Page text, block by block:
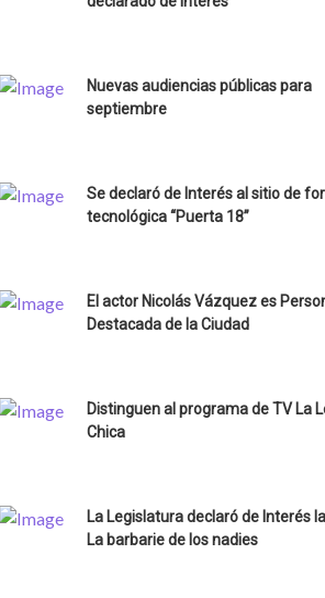
Nuevas audiencias públicas para
septiembre
Se declaró de Interés al sitio de
tecnológica “Puerta 18”
El actor Nicolás Vázquez es
Destacada de la Ciudad
Distinguen al programa de TV La
Chica
La Legislatura declaró de Interés
La barbarie de los nadies